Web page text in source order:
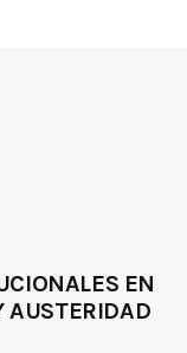
EN
AUSTERIDAD